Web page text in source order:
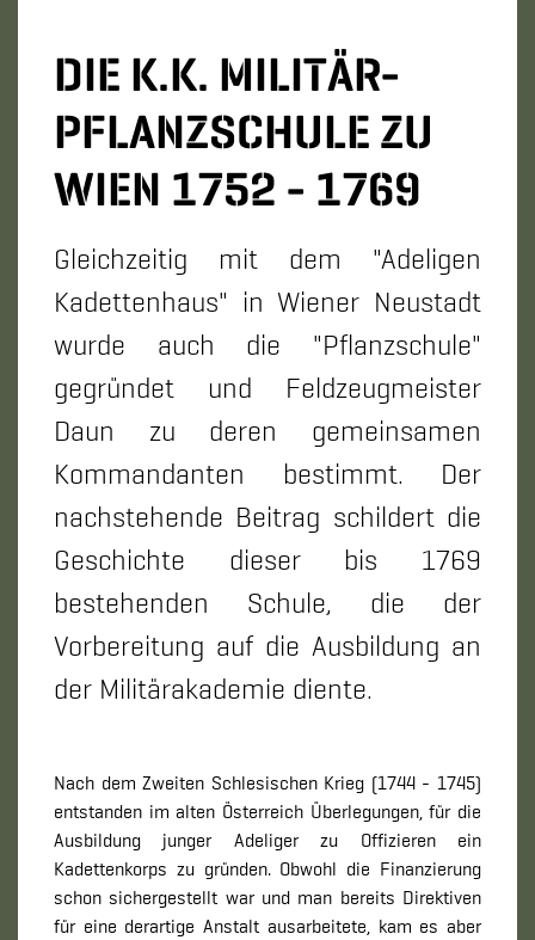
DIE K.K. MILITÄR-​
PFLANZSCHULE ZU
WIEN 1752 - 1769
Gleichzeitig mit dem "Adeligen
Kadettenhaus" in Wiener Neustadt
wurde auch die "Pflanzschule"
gegründet und Feldzeugmeister
Daun zu deren gemeinsamen
Kommandanten bestimmt. Der
nachstehende Beitrag schildert die
Geschichte dieser bis 1769
bestehenden Schule, die der
Vorbereitung auf die Ausbildung an
der Militärakademie diente.
Nach dem Zweiten Schlesischen Krieg (1744 - 1745)
entstanden im alten Österreich Überlegungen, für die
Ausbildung junger Adeliger zu Offizieren ein
Kadettenkorps zu gründen. Obwohl die Finanzierung
schon sichergestellt war und man bereits Direktiven
für eine derartige Anstalt ausarbeitete, kam es aber